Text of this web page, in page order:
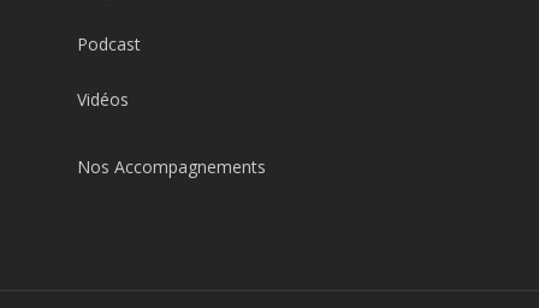
Podcast
Vidéos
Nos Accompagnements